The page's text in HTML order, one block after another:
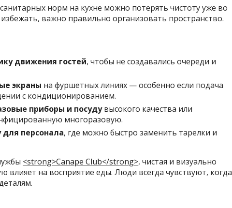
норм на кухне можно потерять чистоту уже во
важно правильно организовать пространство.
движения гостей, чтобы не создавались очереди и
экраны на фуршетных линиях — особенно если подача
с кондиционированием.
приборы и посудувысокого качества или
многоразовую.
для персонала, где можно быстро заменить тарелки и
<strong>Canape Club</strong>, чистая и визуально
влияет на восприятие еды. Люди всегда чувствуют, когда